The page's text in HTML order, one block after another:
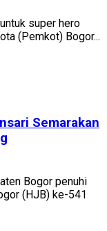
super hero
(Pemkot) Bogor...
Semarakan
Bogor penuhi
(HJB) ke-541